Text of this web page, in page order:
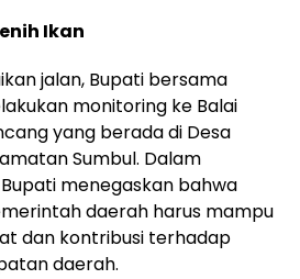
Ikan
jalan, Bupati bersama
monitoring ke Balai
yang berada di Desa
Sumbul. Dalam
menegaskan bahwa
daerah harus mampu
dan kontribusi terhadap
daerah.